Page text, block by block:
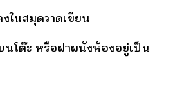
ในสมุดวาดเขียน
นโต๊ะ หรือฝาผนังห้องอยู่เป็น